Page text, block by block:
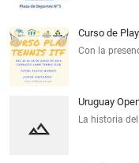
Curso de
Con la
Uruguay
La historia